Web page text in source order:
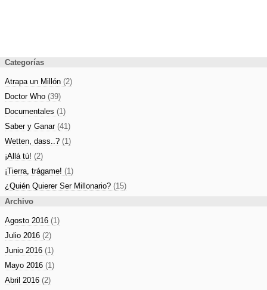
Categorías
Atrapa un Millón (2)
Doctor Who (39)
Documentales (1)
Saber y Ganar (41)
Wetten, dass..? (1)
¡Allá tú! (2)
¡Tierra, trágame! (1)
¿Quién Quierer Ser Millonario? (15)
Archivo
Agosto 2016 (1)
Julio 2016 (2)
Junio 2016 (1)
Mayo 2016 (1)
Abril 2016 (2)